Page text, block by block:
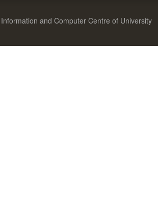
Information and Computer Centre of University